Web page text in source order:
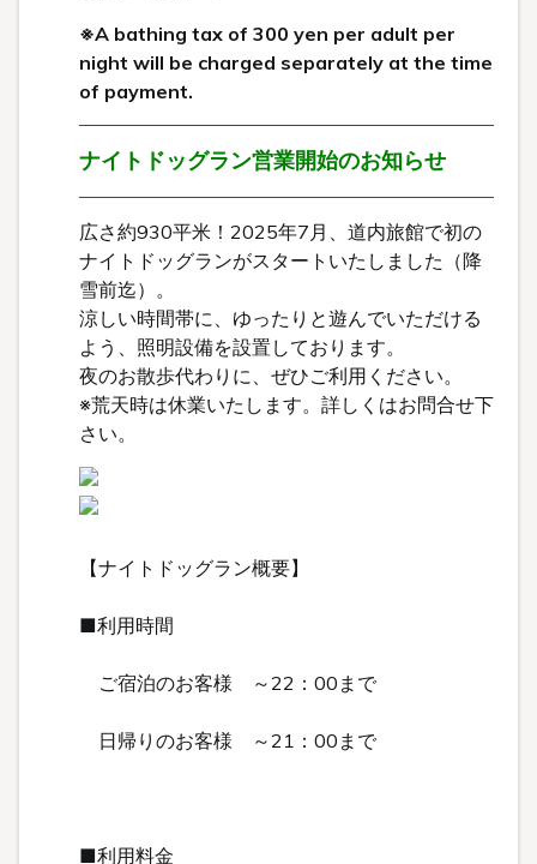
※A bathing tax of 300 yen per adult per
night will be charged separately at the time
of payment.
ナイトドッグラン営業開始のお知らせ
広さ約930平米！2025年7月、道内旅館で初の
ナイトドッグランがスタートいたしました（降
雪前迄）。
涼しい時間帯に、ゆったりと遊んでいただける
よう、照明設備を設置しております。
夜のお散歩代わりに、ぜひご利用ください。
※荒天時は休業いたします。詳しくはお問合せ下
さい。
【ナイトドッグラン概要】
■利用時間
ご宿泊のお客様 ～22：00まで
日帰りのお客様 ～21：00まで
■利用料金